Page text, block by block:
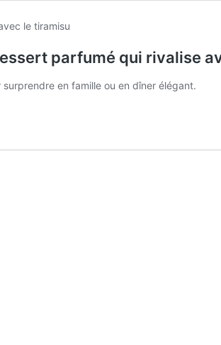
parfumé qui rivalise
en famille ou en dîner élégant.